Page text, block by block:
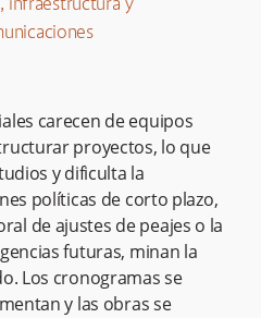
infraestructura y
carecen de equipos
proyectos, lo que
y dificulta la
políticas de corto plazo,
de ajustes de peajes o la
futuras, minan la
Los cronogramas se
y las obras se